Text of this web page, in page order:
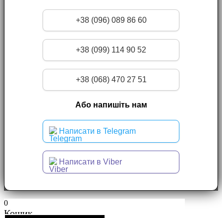
+38 (096) 089 86 60
+38 (099) 114 90 52
+38 (068) 470 27 51
Або напишіть нам
Написати в Telegram
Написати в Viber
0
Кошик